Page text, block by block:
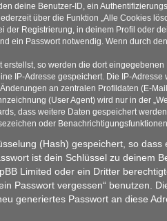
deine Benutzer-ID, ein
über die Funktion „Alle Cookies
der Registrierung, in deinem Profil oder
ein Passwort notwendig. Wenn durch
so werden die dort
IP-Adresse gespeichert. Die IP-
an zentralen Profildaten (E-
(User Agent) wird nur in der
dass weitere Daten gespeichert
oder Benachrichtigungsfunktionen.
(Hash) gespeichert, so
ist dein Schlüssel zu deinem
Limited oder ein Dritter
Passwort vergessen“ benutzen.
generiertes Passwort an diese